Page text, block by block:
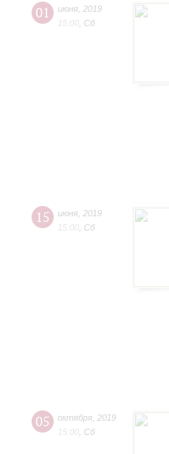
01 июня 2019
15:00 Сб
15 июня 2019
15:00 Сб
05 октября 2019
15:00 Сб